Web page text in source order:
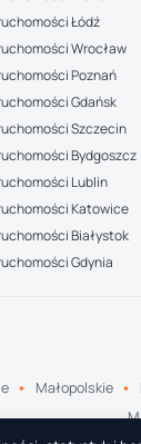
Łódź
Wrocław
Poznań
Gdańsk
Szczecin
Bydgoszcz
Lublin
Katowice
Białystok
Gdynia
Małopolskie